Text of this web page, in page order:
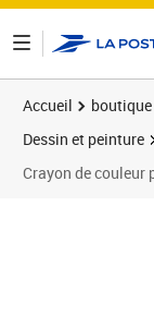
Accueil boutique
Dessin et peinture
Crayon de couleur